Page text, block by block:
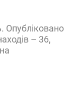
Опубліковано
– 36,